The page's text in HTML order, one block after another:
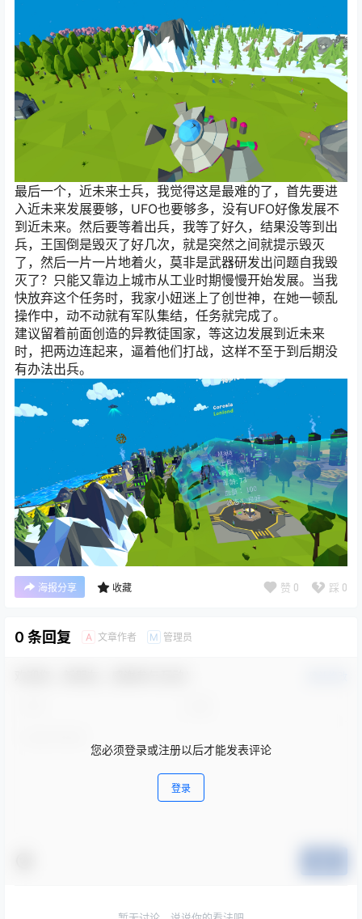
最后一个，近未来士兵，我觉得这是最难的了，首先要进
入近未来发展要够，UFO也要够多，没有UFO好像发展不
到近未来。然后要等着出兵，我等了好久，结果没等到出
兵，王国倒是毁灭了好几次，就是突然之间就提示毁灭
了，然后一片一片地着火，莫非是武器研发出问题自我毁
灭了？只能又靠边上城市从工业时期慢慢开始发展。当我
快放弃这个任务时，我家小妞迷上了创世神，在她一顿乱
操作中，动不动就有军队集结，任务就完成了。
建议留着前面创造的异教徒国家，等这边发展到近未来
时，把两边连起来，逼着他们打战，这样不至于到后期没
有办法出兵。
海报分享 收藏 赞 0 踩 0
0 条回复 A 文章作者 M 管理员
您必须登录或注册以后才能发表评论
登录